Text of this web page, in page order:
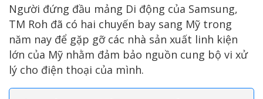
Người đứng đầu mảng Di động của Samsung,
TM Roh đã có hai chuyến bay sang Mỹ trong
năm nay để gặp gỡ các nhà sản xuất linh kiện
lớn của Mỹ nhằm đảm bảo nguồn cung bộ vi xử
lý cho điện thoại của mình.